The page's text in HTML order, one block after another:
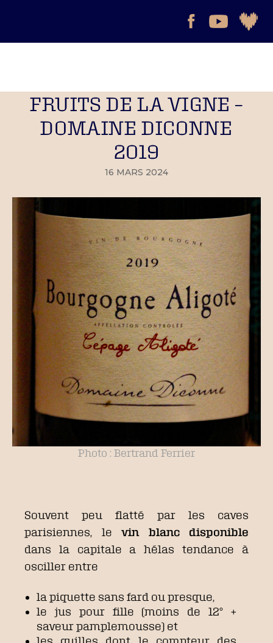
FRUITS DE LA VIGNE –
DOMAINE DICONNE
2019
16 MARS 2024
Photo : Bertrand Ferrier
Souvent peu flatté par les caves
parisiennes, le vin blanc disponible
dans la capitale a hélas tendance à
osciller entre
la piquette sans fard ou presque,
le jus pour fille (moins de 12° +
saveur pamplemousse) et
les quilles dont le compteur des